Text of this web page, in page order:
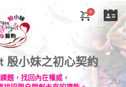
殷小妹之初心契約
題，找回內在權威，